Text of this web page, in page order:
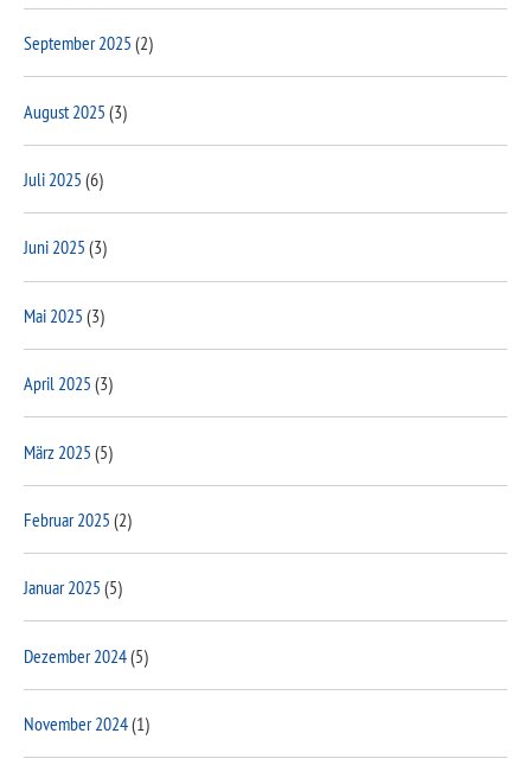
September 2025 (2)
August 2025 (3)
Juli 2025 (6)
Juni 2025 (3)
Mai 2025 (3)
April 2025 (3)
März 2025 (5)
Februar 2025 (2)
Januar 2025 (5)
Dezember 2024(5)
November 2024(1)